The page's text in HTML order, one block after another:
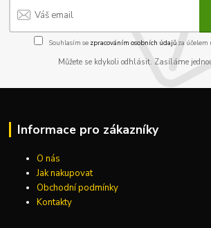
Souhlasím se zpracováním osobních údajůza účelem
Můžete se kdykoli odhlásit. Zasíláme
Informace pro zákazníky
O nás
Jak nakupovat
Obchodní podmínky
Kontakty